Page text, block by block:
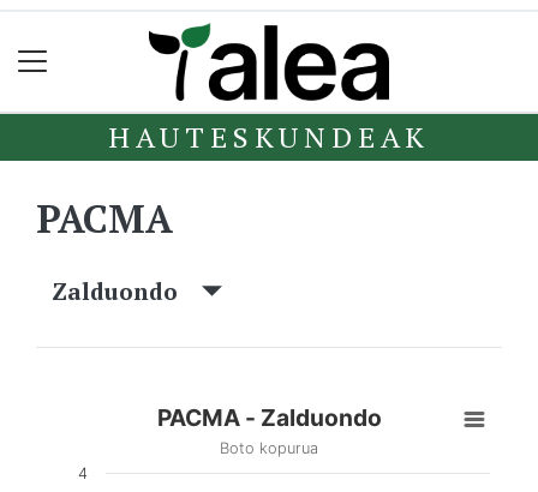
HAUTESKUNDEAK
PACMA
Zalduondo
PACMA - Zalduondo
Boto kopurua
4